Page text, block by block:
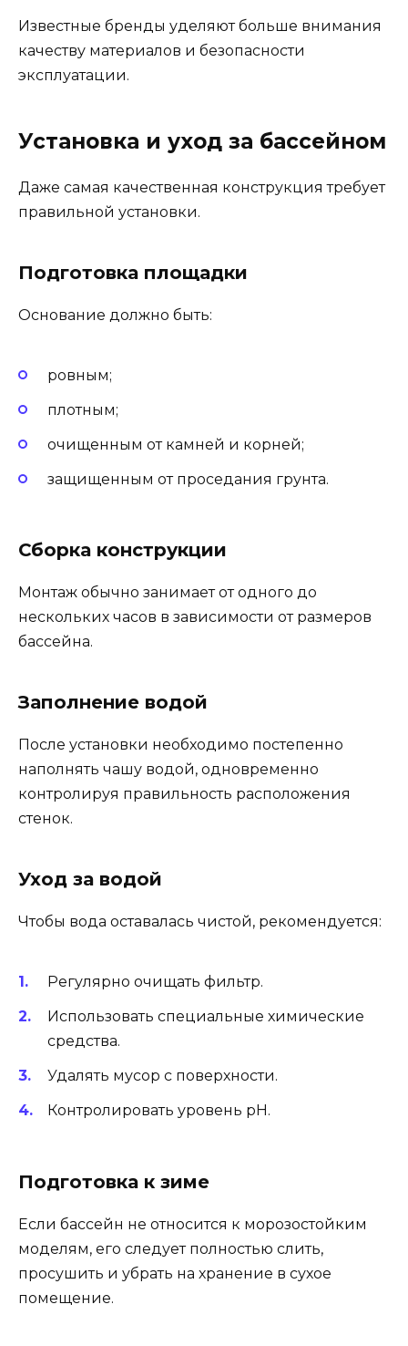
Известные бренды уделяют больше внимания
качеству материалов и безопасности
эксплуатации.
Установка и уход за бассейном
Даже самая качественная конструкция требует
правильной установки.
Подготовка площадки
Основание должно быть:
ровным;
плотным;
очищенным от камней и корней;
защищенным от проседания грунта.
Сборка конструкции
Монтаж обычно занимает от одного до
нескольких часов в зависимости от размеров
бассейна.
Заполнение водой
После установки необходимо постепенно
наполнять чашу водой, одновременно
контролируя правильность расположения
стенок.
Уход за водой
Чтобы вода оставалась чистой, рекомендуется:
Регулярно очищать фильтр.
Использовать специальные химические
средства.
Удалять мусор с поверхности.
Контролировать уровень pH.
Подготовка к зиме
Если бассейн не относится к морозостойким
моделям, его следует полностью слить,
просушить и убрать на хранение в сухое
помещение.